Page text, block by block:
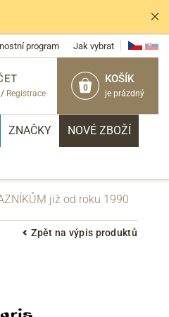
program Jak vybrat
0
KOŠÍK
je prázdný
/ Registrace
ZNAČKY NOVÉ ZBOŽÍ
již od roku 1990
Zpět na výpis produktů